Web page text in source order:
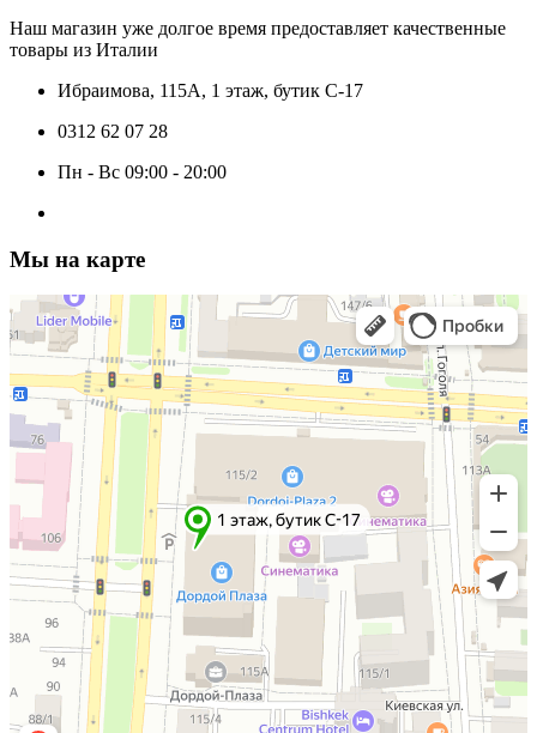
Наш магазин уже долгое время предоставляет качественные
товары из Италии
Ибраимова, 115А, 1 этаж, бутик C-17
0312 62 07 28
Пн - Вс 09:00 - 20:00
Мы на карте